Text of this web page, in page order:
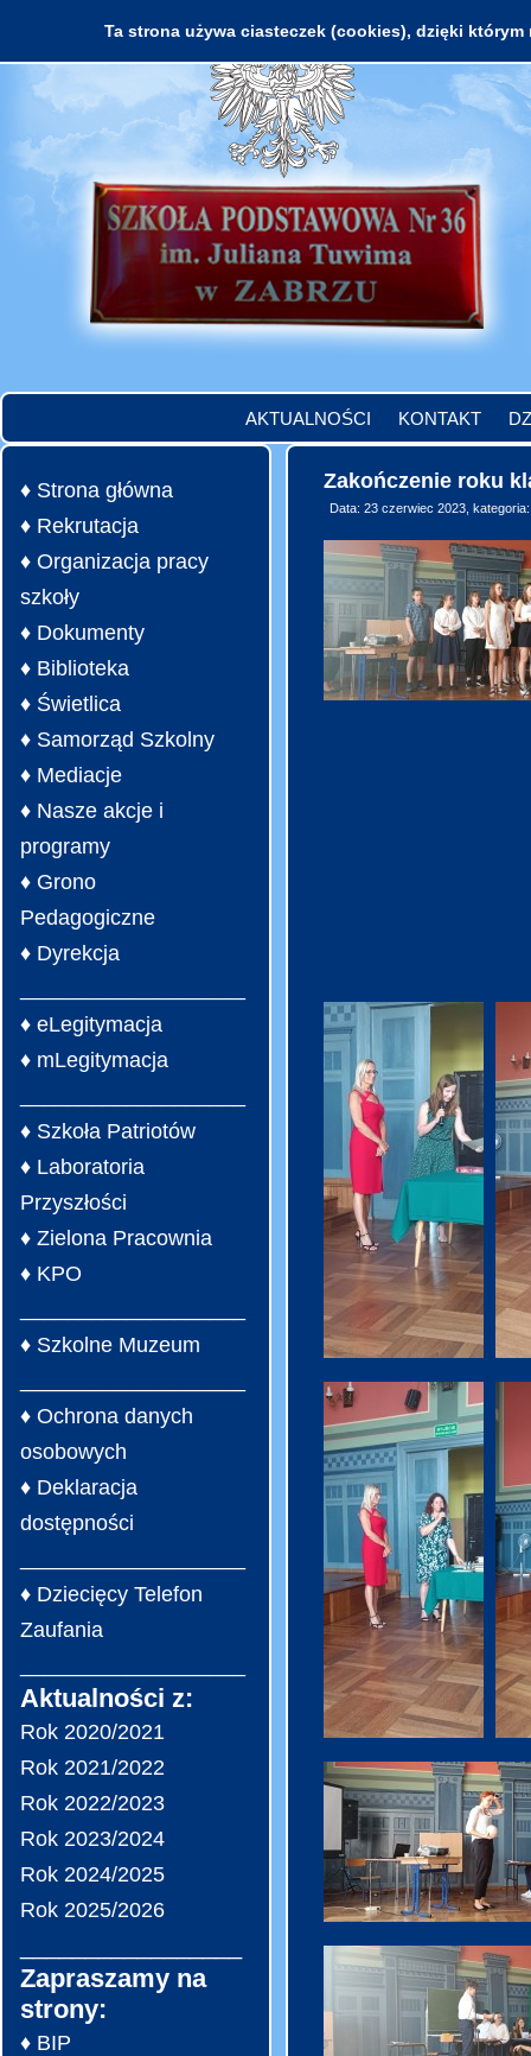
AKTUALNOŚCI KONTAKT
♦ Strona główna
♦ Rekrutacja
♦ Organizacja pracy
szkoły
♦ Dokumenty
♦ Biblioteka
♦ Świetlica
♦ Samorząd Szkolny
♦ Mediacje
♦ Nasze akcje i
programy
♦ Grono
Pedagogiczne
♦ Dyrekcja
♦ eLegitymacja
♦ mLegitymacja
♦ Szkoła Patriotów
♦ Laboratoria
Przyszłości
♦ Zielona Pracownia
♦ KPO
♦ Szkolne Muzeum
♦ Ochrona danych
osobowych
♦ Deklaracja
dostępności
♦ Dziecięcy Telefon
Zaufania
Aktualności z:
Rok 2020/2021
Rok 2021/2022
Rok 2022/2023
Rok 2023/2024
Rok 2024/2025
Rok 2025/2026
Zapraszamy na
strony:
♦ BIP
Zakończenie roku
Data: 23 czerwiec 2023,
Ta strona używa ciasteczek (cookies), dzięki którym